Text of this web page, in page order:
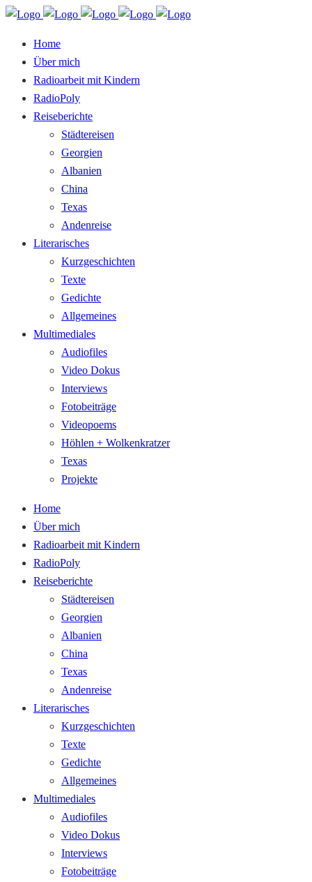
Home
Über mich
Radioarbeit mit Kindern
RadioPoly
Reiseberichte
Städtereisen
Georgien
Albanien
China
Texas
Andenreise
Literarisches
Kurzgeschichten
Texte
Gedichte
Allgemeines
Multimediales
Audiofiles
Video Dokus
Interviews
Fotobeiträge
Videopoems
Höhlen + Wolkenkratzer
Texas
Projekte
Home
Über mich
Radioarbeit mit Kindern
RadioPoly
Reiseberichte
Städtereisen
Georgien
Albanien
China
Texas
Andenreise
Literarisches
Kurzgeschichten
Texte
Gedichte
Allgemeines
Multimediales
Audiofiles
Video Dokus
Interviews
Fotobeiträge